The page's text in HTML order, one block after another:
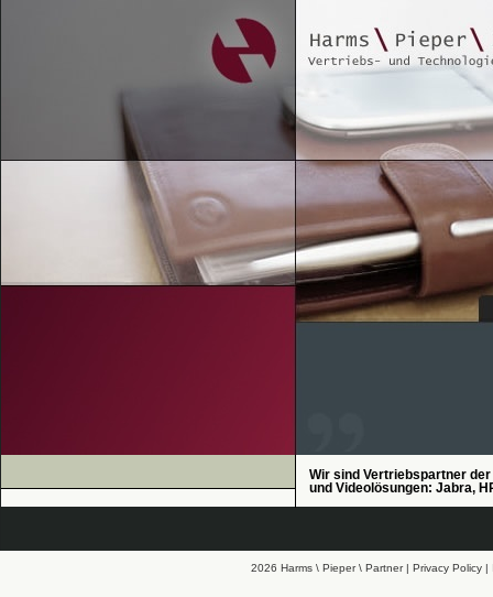
Wir sind Vertriebspartner
und Videolösungen: Jabra,
2026 Harms \ Pieper \ Partner | Privacy Policy|